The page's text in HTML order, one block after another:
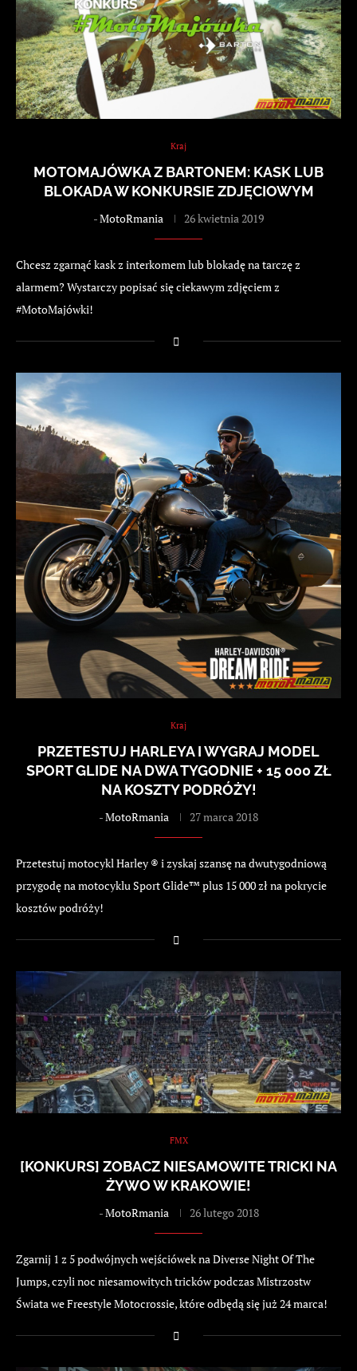
Kraj
MOTOMAJÓWKA Z BARTONEM: KASK LUB
BLOKADA W KONKURSIE ZDJĘCIOWYM
-MotoRmania 26 kwietnia 2019
Chcesz zgarnąć kask z interkomem lub blokadę na tarczę z
alarmem? Wystarczy popisać się ciekawym zdjęciem z
#MotoMajówki!
Kraj
PRZETESTUJ HARLEYA I WYGRAJ MODEL
SPORT GLIDE NA DWA TYGODNIE + 15 000 ZŁ
NA KOSZTY PODRÓŻY!
-MotoRmania 27 marca 2018
Przetestuj motocykl Harley ® i zyskaj szansę na dwutygodniową
przygodę na motocyklu Sport Glide™ plus 15 000 zł na pokrycie
kosztów podróży!
FMX
[KONKURS] ZOBACZ NIESAMOWITE TRICKI NA
ŻYWO W KRAKOWIE!
-MotoRmania 26 lutego 2018
Zgarnij 1 z 5 podwójnych wejściówek na Diverse Night Of The
Jumps, czyli noc niesamowitych tricków podczas Mistrzostw
Świata we Freestyle Motocrossie, które odbędą się już 24 marca!